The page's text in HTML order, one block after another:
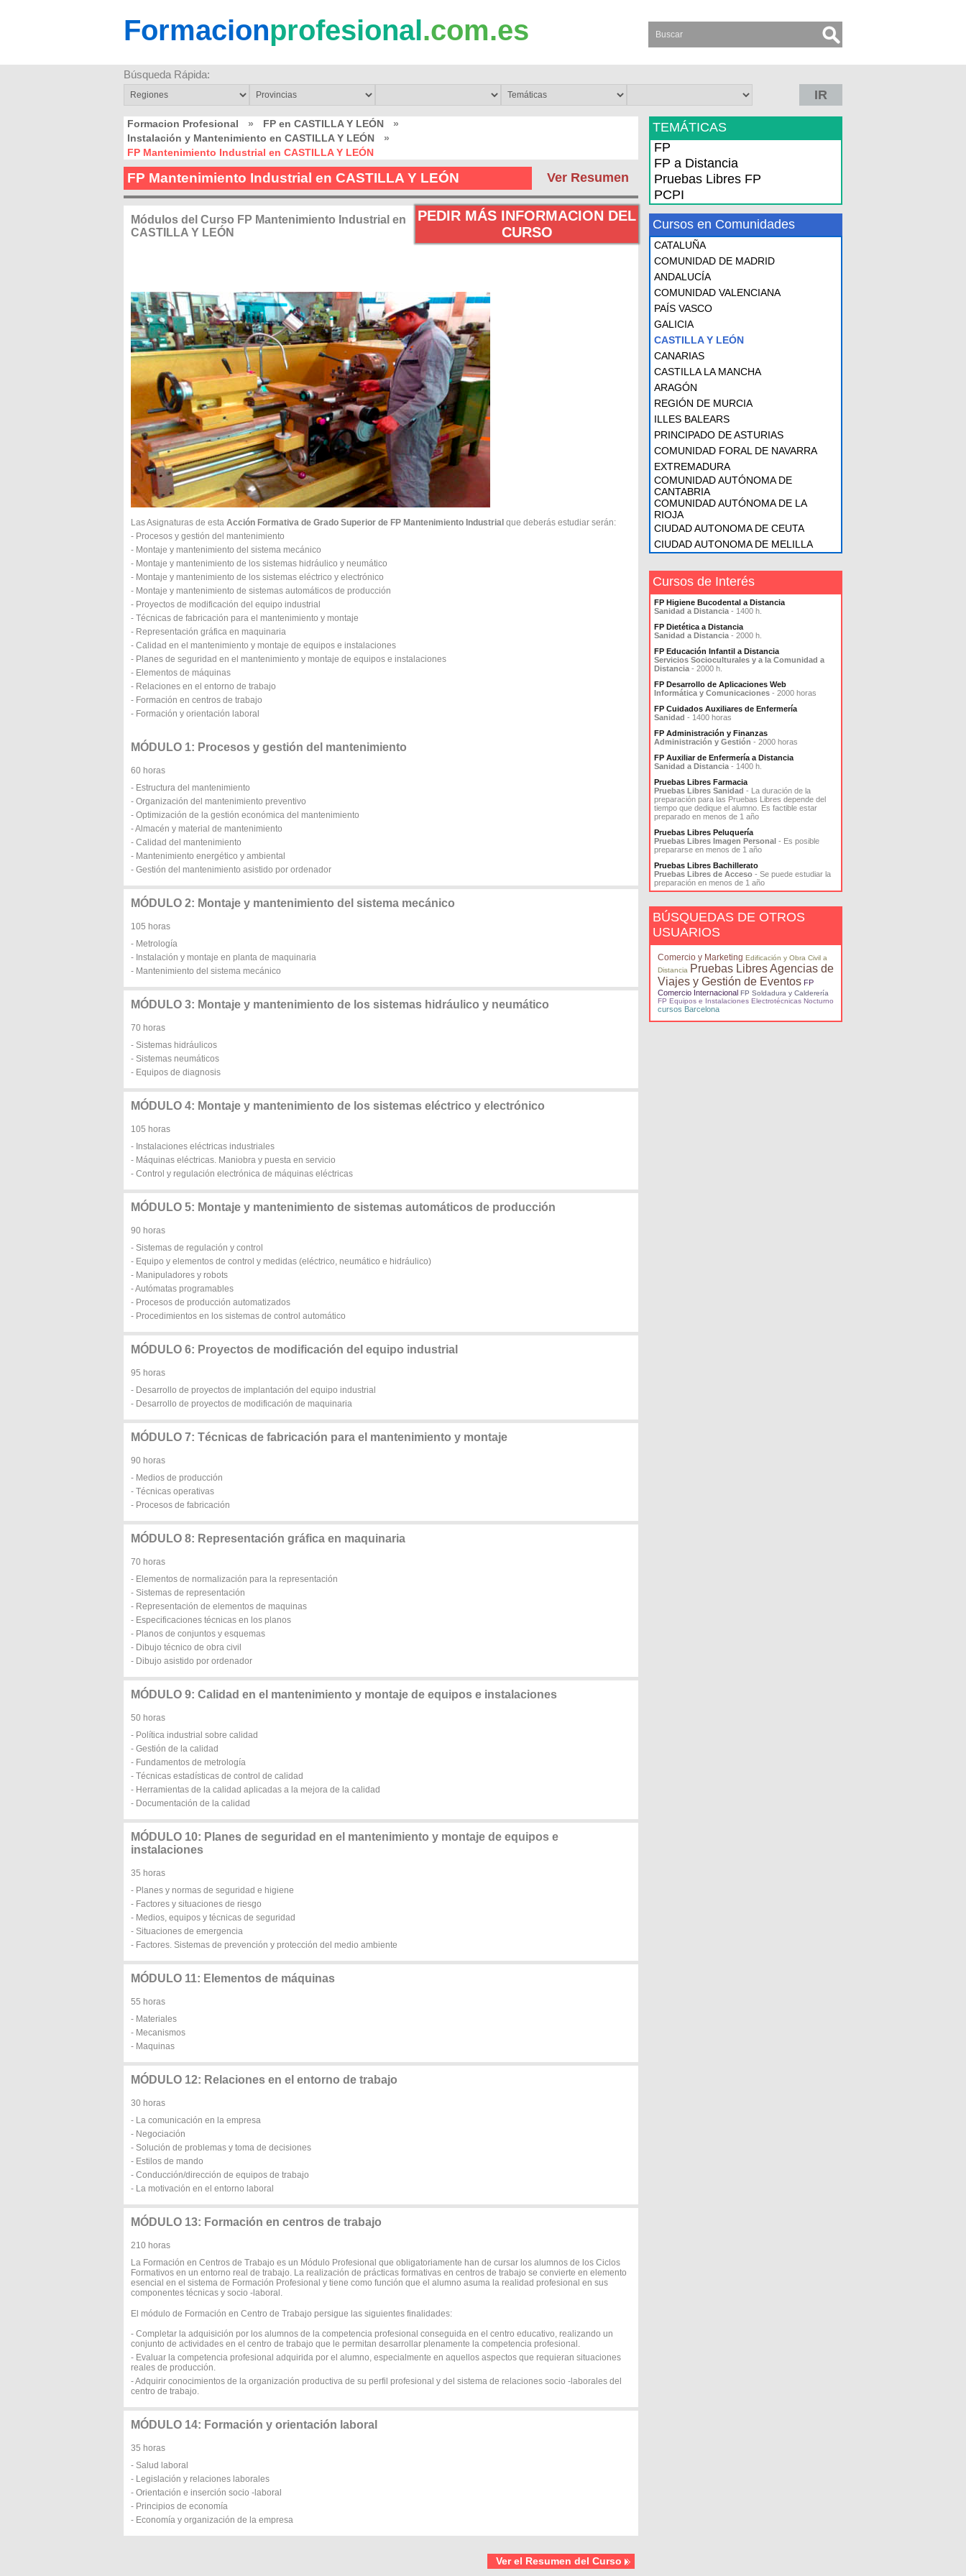
Formacionprofesional.com.es
Búsqueda Rápida:
IR
Formacion Profesional » FP en CASTILLA Y LEÓN
»
Instalación y Mantenimiento en CASTILLA Y LEÓN
»
FP Mantenimiento Industrial en CASTILLA Y LEÓN
Ver Resumen
FP Mantenimiento Industrial en CASTILLA Y LEÓN
PEDIR MÁS INFORMACION DEL
CURSO
Módulos del Curso FP Mantenimiento Industrial en
CASTILLA Y LEÓN
Las Asignaturas de esta Acción Formativa de Grado Superior de FP Mantenimiento Industrial que deberás estudiar serán:
- Procesos y gestión del mantenimiento
- Montaje y mantenimiento del sistema mecánico
- Montaje y mantenimiento de los sistemas hidráulico y neumático
- Montaje y mantenimiento de los sistemas eléctrico y electrónico
- Montaje y mantenimiento de sistemas automáticos de producción
- Proyectos de modificación del equipo industrial
- Técnicas de fabricación para el mantenimiento y montaje
- Representación gráfica en maquinaria
- Calidad en el mantenimiento y montaje de equipos e instalaciones
- Planes de seguridad en el mantenimiento y montaje de equipos e instalaciones
- Elementos de máquinas
- Relaciones en el entorno de trabajo
- Formación en centros de trabajo
- Formación y orientación laboral
MÓDULO 1: Procesos y gestión del mantenimiento
60 horas
- Estructura del mantenimiento
- Organización del mantenimiento preventivo
- Optimización de la gestión económica del mantenimiento
- Almacén y material de mantenimiento
- Calidad del mantenimiento
- Mantenimiento energético y ambiental
- Gestión del mantenimiento asistido por ordenador
MÓDULO 2: Montaje y mantenimiento del sistema mecánico
105 horas
- Metrología
- Instalación y montaje en planta de maquinaria
- Mantenimiento del sistema mecánico
MÓDULO 3: Montaje y mantenimiento de los sistemas hidráulico y neumático
70 horas
- Sistemas hidráulicos
- Sistemas neumáticos
- Equipos de diagnosis
MÓDULO 4: Montaje y mantenimiento de los sistemas eléctrico y electrónico
105 horas
- Instalaciones eléctricas industriales
- Máquinas eléctricas. Maniobra y puesta en servicio
- Control y regulación electrónica de máquinas eléctricas
MÓDULO 5: Montaje y mantenimiento de sistemas automáticos de producción
90 horas
- Sistemas de regulación y control
- Equipo y elementos de control y medidas (eléctrico, neumático e hidráulico)
- Manipuladores y robots
- Autómatas programables
- Procesos de producción automatizados
- Procedimientos en los sistemas de control automático
MÓDULO 6: Proyectos de modificación del equipo industrial
95 horas
- Desarrollo de proyectos de implantación del equipo industrial
- Desarrollo de proyectos de modificación de maquinaria
MÓDULO 7: Técnicas de fabricación para el mantenimiento y montaje
90 horas
- Medios de producción
- Técnicas operativas
- Procesos de fabricación
MÓDULO 8: Representación gráfica en maquinaria
70 horas
- Elementos de normalización para la representación
- Sistemas de representación
- Representación de elementos de maquinas
- Especificaciones técnicas en los planos
- Planos de conjuntos y esquemas
- Dibujo técnico de obra civil
- Dibujo asistido por ordenador
MÓDULO 9: Calidad en el mantenimiento y montaje de equipos e instalaciones
50 horas
- Política industrial sobre calidad
- Gestión de la calidad
- Fundamentos de metrología
- Técnicas estadísticas de control de calidad
- Herramientas de la calidad aplicadas a la mejora de la calidad
- Documentación de la calidad
MÓDULO 10: Planes de seguridad en el mantenimiento y montaje de equipos e
instalaciones
35 horas
- Planes y normas de seguridad e higiene
- Factores y situaciones de riesgo
- Medios, equipos y técnicas de seguridad
- Situaciones de emergencia
- Factores. Sistemas de prevención y protección del medio ambiente
MÓDULO 11: Elementos de máquinas
55 horas
- Materiales
- Mecanismos
- Maquinas
MÓDULO 12: Relaciones en el entorno de trabajo
30 horas
- La comunicación en la empresa
- Negociación
- Solución de problemas y toma de decisiones
- Estilos de mando
- Conducción/dirección de equipos de trabajo
- La motivación en el entorno laboral
MÓDULO 13: Formación en centros de trabajo
210 horas
La Formación en Centros de Trabajo es un Módulo Profesional que obligatoriamente han de cursar los alumnos de los Ciclos
Formativos en un entorno real de trabajo. La realización de prácticas formativas en centros de trabajo se convierte en elemento
esencial en el sistema de Formación Profesional y tiene como función que el alumno asuma la realidad profesional en sus
componentes técnicas y socio -laboral.
El módulo de Formación en Centro de Trabajo persigue las siguientes finalidades:
- Completar la adquisición por los alumnos de la competencia profesional conseguida en el centro educativo, realizando un
conjunto de actividades en el centro de trabajo que le permitan desarrollar plenamente la competencia profesional.
- Evaluar la competencia profesional adquirida por el alumno, especialmente en aquellos aspectos que requieran situaciones
reales de producción.
- Adquirir conocimientos de la organización productiva de su perfil profesional y del sistema de relaciones socio -laborales del
centro de trabajo.
MÓDULO 14: Formación y orientación laboral
35 horas
- Salud laboral
- Legislación y relaciones laborales
- Orientación e inserción socio -laboral
- Principios de economía
- Economía y organización de la empresa
Ver el Resumen del Curso
TEMÁTICAS
FP
FP a Distancia
Pruebas Libres FP
PCPI
Cursos en Comunidades
CATALUÑA
COMUNIDAD DE MADRID
ANDALUCÍA
COMUNIDAD VALENCIANA
PAÍS VASCO
GALICIA
CASTILLA Y LEÓN
CANARIAS
CASTILLA LA MANCHA
ARAGÓN
REGIÓN DE MURCIA
ILLES BALEARS
PRINCIPADO DE ASTURIAS
COMUNIDAD FORAL DE NAVARRA
EXTREMADURA
COMUNIDAD AUTÓNOMA DE
CANTABRIA
COMUNIDAD AUTÓNOMA DE LA
RIOJA
CIUDAD AUTONOMA DE CEUTA
CIUDAD AUTONOMA DE MELILLA
Cursos de Interés
FP Higiene Bucodental a Distancia
Sanidad a Distancia - 1400 h.
FP Dietética a Distancia
Sanidad a Distancia - 2000 h.
FP Educación Infantil a Distancia
Servicios Socioculturales y a la Comunidad a
Distancia - 2000 h.
FP Desarrollo de Aplicaciones Web
Informática y Comunicaciones - 2000 horas
FP Cuidados Auxiliares de Enfermería
Sanidad - 1400 horas
FP Administración y Finanzas
Administración y Gestión - 2000 horas
FP Auxiliar de Enfermería a Distancia
Sanidad a Distancia - 1400 h.
Pruebas Libres Farmacia
Pruebas Libres Sanidad - La duración de la
preparación para las Pruebas Libres depende del
tiempo que dedique el alumno. Es factible estar
preparado en menos de 1 año
Pruebas Libres Peluquería
Pruebas Libres Imagen Personal - Es posible
prepararse en menos de 1 año
Pruebas Libres Bachillerato
Pruebas Libres de Acceso - Se puede estudiar la
preparación en menos de 1 año
BÚSQUEDAS DE OTROS
USUARIOS
Comercio y Marketing Edificación y Obra Civil a
Distancia Pruebas Libres Agencias de
Viajes y Gestión de Eventos FP
Comercio Internacional FP Soldadura y Calderería
FP Equipos e Instalaciones Electrotécnicas Nocturno
cursos Barcelona